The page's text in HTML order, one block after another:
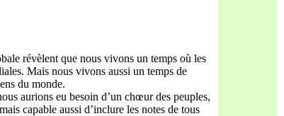
révèlent que nous vivons un temps où les
Mais nous vivons aussi un temps de
du monde.
aurions eu besoin d’un chœur des peuples,
capable aussi d’inclure les notes de tous